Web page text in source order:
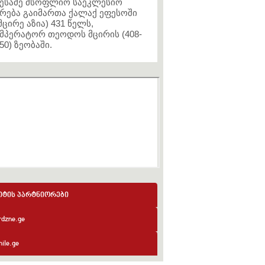
მსოფლიო საეკლესიო
გაიმართა ქალაქ ეფესოში
აზია) 431 წელს,
თეოდოს მცირის (408-
ზეობაში.
პარტნიორები